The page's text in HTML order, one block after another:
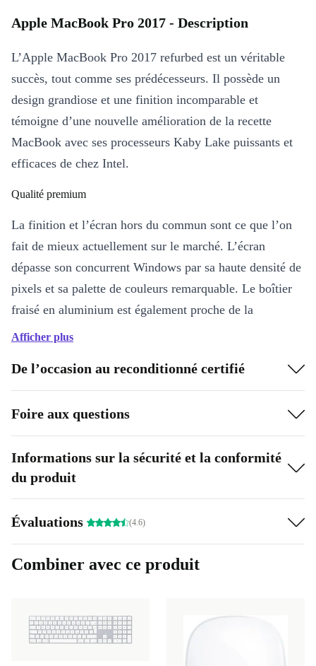
Apple MacBook Pro 2017 - Description
L’Apple MacBook Pro 2017 refurbed est un véritable
succès, tout comme ses prédécesseurs. Il possède un
design grandiose et une finition incomparable et
témoigne d’une nouvelle amélioration de la recette
MacBook avec ses processeurs Kaby Lake puissants et
efficaces de chez Intel.
Qualité premium
La finition et l’écran hors du commun sont ce que l’on
fait de mieux actuellement sur le marché. L’écran
dépasse son concurrent Windows par sa haute densité de
pixels et sa palette de couleurs remarquable. Le boîtier
fraisé en aluminium est également proche de la
perfection et, combiné au clavier plat mais très précis,
Chez refurbed, nous vous proposons un service client
incomparable à tout moment et pour toutes vos questions
– les clients refurbed sont traités aux petits oignons.
Voici le forfait tranquillité de refurbed : il inclut une
phase de test gratuite de 30 jours et au moins un an de
garantie.
Afficher plus
De l’occasion au reconditionné certifié
Foire aux questions
Informations sur la sécurité et la conformité
du produit
Évaluations (4.6)
Combiner avec ce produit